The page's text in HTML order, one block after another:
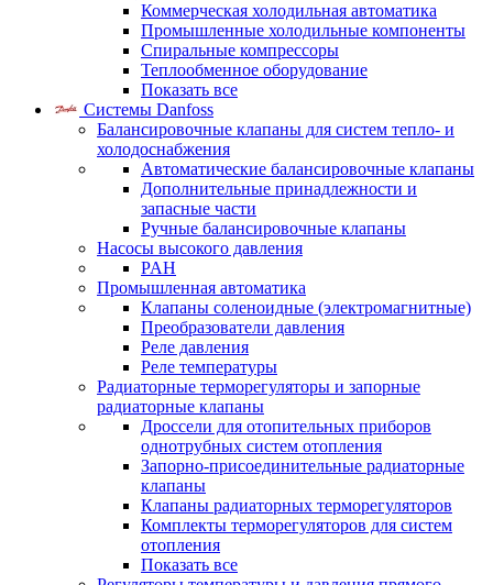
Коммерческая холодильная автоматика
Промышленные холодильные компоненты
Спиральные компрессоры
Теплообменное оборудование
Показать все
Системы Danfoss
Балансировочные клапаны для систем тепло- и
холодоснабжения
Автоматические балансировочные клапаны
Дополнительные принадлежности и
запасные части
Ручные балансировочные клапаны
Насосы высокого давления
PAH
Промышленная автоматика
Клапаны соленоидные (электромагнитные)
Преобразователи давления
Реле давления
Реле температуры
Радиаторные терморегуляторы и запорные
радиаторные клапаны
Дроссели для отопительных приборов
однотрубных систем отопления
Запорно-присоединительные радиаторные
клапаны
Клапаны радиаторных терморегуляторов
Комплекты терморегуляторов для систем
отопления
Показать все